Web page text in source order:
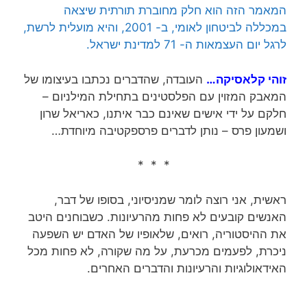
המאמר הזה הוא חלק מחוברת תורתית שיצאה
במכללה לביטחון לאומי, ב- 2001, והיא מועלית לרשת,
לרגל יום העצמאות ה- 71 למדינת ישראל.
זוהי קלאסיקה… העובדה, שהדברים נכתבו בעיצומו של
המאבק המזוין עם הפלסטינים בתחילת המילניום –
חלקם על ידי אישים שאינם כבר איתנו, כאריאל שרון
ושמעון פרס – נותן לדברים פרספקטיבה מיוחדת…
* * *
ראשית, אני רוצה לומר שמניסיוני, בסופו של דבר,
האנשים קובעים לא פחות מהרעיונות. כשבוחנים היטב
את ההיסטוריה, רואים, שלאופיו של האדם יש השפעה
ניכרת, לפעמים מכרעת, על מה שקורה, לא פחות מכל
האידאולוגיות והרעיונות והדברים האחרים.